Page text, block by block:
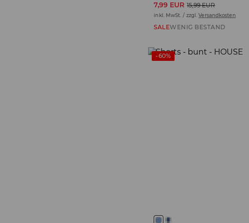
7,99 EUR 15,99 EUR
inkl. MwSt. / zzgl.Versandkosten
SALEWENIG BESTAND
-60%